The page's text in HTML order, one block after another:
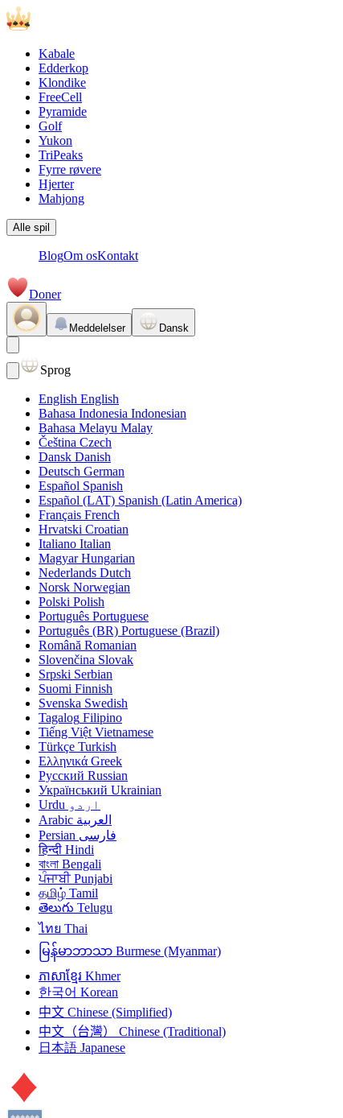
Kabale
Edderkop
Klondike
FreeCell
Pyramide
Golf
Yukon
TriPeaks
Fyrre røvere
Hjerter
Mahjong
Alle spil
BlogOm osKontakt
Doner
Meddelelser Dansk
Sprog
English English
Bahasa Indonesia Indonesian
Bahasa Melayu Malay
Čeština Czech
Dansk Danish
Deutsch German
Español Spanish
Español (LAT) Spanish (Latin America)
Français French
Hrvatski Croatian
Italiano Italian
Magyar Hungarian
Nederlands Dutch
Norsk Norwegian
Polski Polish
Português Portuguese
Português (BR) Portuguese (Brazil)
Română Romanian
Slovenčina Slovak
Srpski Serbian
Suomi Finnish
Svenska Swedish
Tagalog Filipino
Tiếng Việt Vietnamese
Türkçe Turkish
Ελληνικά Greek
Русский Russian
Український Ukrainian
اردو Urdu
العربية Arabic
فارسی Persian
हिन्दी Hindi
বাংলা Bengali
ਪੰਜਾਬੀ Punjabi
தமிழ் Tamil
తెలుగు Telugu
ไทย Thai
မြန်မာဘာသာ Burmese (Myanmar)
ភាសាខ្មែរ Khmer
한국어 Korean
中文 Chinese (Simplified)
中文（台灣）
Chinese (Traditional)
日本語 Japanese